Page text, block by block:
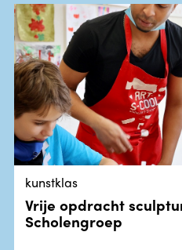
kunstklas
Vrije opdracht
Scholengroep